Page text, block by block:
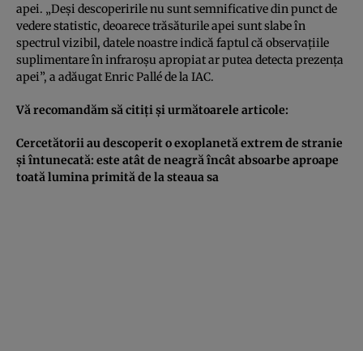
apei. „Deşi descoperirile nu sunt semnificative din punct de
vedere statistic, deoarece trăsăturile apei sunt slabe în
spectrul vizibil, datele noastre indică faptul că observaţiile
suplimentare în infraroşu apropiat ar putea detecta prezenţa
apei”, a adăugat Enric Pallé de la IAC.
Vă recomandăm să citiţi şi următoarele articole:
Cercetătorii au descoperit o exoplanetă extrem de stranie
şi întunecată: este atât de neagră încât absoarbe aproape
toată lumina primită de la steaua sa